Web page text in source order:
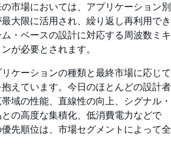
市場においては、アプリケーション別
大限に活用され、繰り返し再利用でき
・ベースの設計に対応する周波数ミキ
が必要とされます。
ケーションの種類と最終市場に応じて
えています。今日のほとんどの設計者
域の性能、直線性の向上、シグナル・
の高度な集積化、低消費電力などで
先順位は、市場セグメントによって全